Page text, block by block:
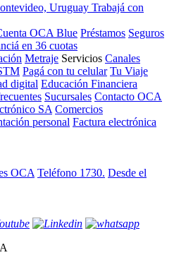
Uruguay Trabajá con
OCA Blue Préstamos Seguros
en 36 cuotas
Metraje Servicios Canales
Pagá con tu celular Tu Viaje
digital Educación Financiera
Sucursales Contacto OCA
SA Comercios
personal Factura electrónica
OCA Teléfono 1730. Desde el